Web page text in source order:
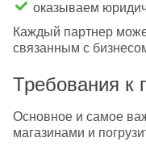
оказываем
Каждый партнер
связанным с
Требования к
Основное и самое
магазинами и